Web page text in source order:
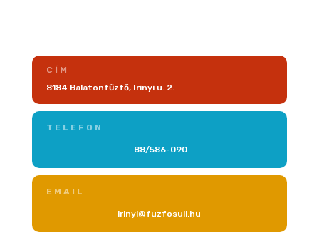
CÍM
8184 Balatonfűzfő, Irinyi u. 2.
TELEFON
88/586-090
EMAIL
irinyi@fuzfosuli.hu